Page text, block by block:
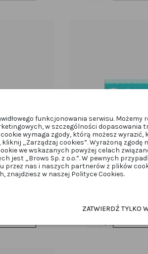
1 para
RZĘSY
Inlei® „One” XL1 –
funkcjonowania serwisu. Możemy
w szczególności dopasowania
wymaga zgody, którą możesz wyrazić,
„Zarządzaj cookies”. Wyrażoną zgodę
we wskazanych powyżej celach
jest „Brows Sp. z o.o.”. W pewnych
nas i naszych partnerów z plików
znajdziesz w naszej Polityce Cookies.
ZATWIERDŹ TYLKO